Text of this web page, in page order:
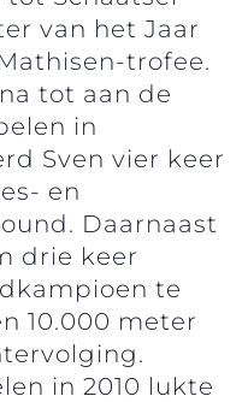
van het Jaar
trofee.
tot aan de
in
Sven vier keer
en
Daarnaast
drie keer
te
10.000 meter
in 2010 lukte